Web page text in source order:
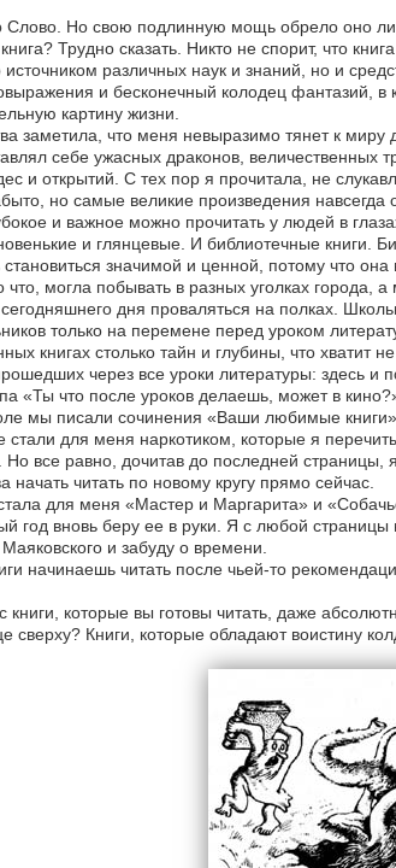
Слово. Но свою подлинную мощь обрело оно
Трудно сказать. Никто не спорит, что
источником различных наук и знаний, но и
и бесконечный колодец фантазий,
картину жизни.
заметила, что меня невыразимо тянет к
себе ужасных драконов,
и открытий. С тех пор я прочитала, не
но самые великие произведения навсегда
и важное можно прочитать у людей в
и глянцевые. И библиотечные
значимой и ценной, потому что
что, могла побывать в разных уголках города,
дня проваляться на полках.
только на перемене перед уроком
книгах столько тайн и глубины, что хватит
через все уроки литературы: здесь
«Ты что после уроков делаешь, может в
мы писали сочинения «Ваши любимые
стали для меня наркотиком, которые я
Но все равно, дочитав до последней
начать читать по новому кругу прямо сейчас.
для меня «Мастер и Маргарита» и
год вновь беру ее в руки. Я с любой
и забуду о времени.
начинаешь читать после чьей-то
книги, которые вы готовы читать, даже
сверху? Книги, которые обладают воистину